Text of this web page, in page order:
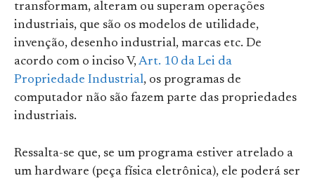
transformam, alteram ou superam operações
industriais, que são os modelos de utilidade,
invenção, desenho industrial, marcas etc. De
acordo com o inciso V,Art. 10 da Lei da
Propriedade Industrial, os programas de
computador não são fazem parte das propriedades
industriais.
Ressalta-se que, se um programa estiver atrelado a
um hardware (peça física eletrônica), ele poderá ser